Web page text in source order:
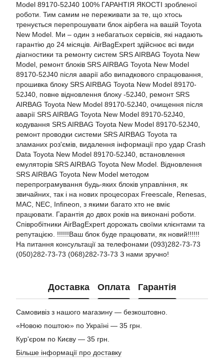
Model 89170-52J40 100% ГАРАНТІЯ ЯКОСТІ зробленої
роботи. Тим самим не переживати за те, що хтось
тренується перепрошувати блок аірбега на вашій Toyota
New Model. Ми – один з небагатьох сервісів, які надають
гарантію до 24 місяців. AirBagExpert здійснює всі види
діагностики та ремонту систем SRS AIRBAG Toyota New
Model, ремонт блоків SRS AIRBAG Toyota New Model
89170-52J40 після аварії або випадкового спрацювання,
прошивка блоку SRS AIRBAG Toyota New Model 89170-
52J40, повне відновлення блоку -52J40, ремонт SRS
AIRBAG Toyota New Model 89170-52J40, очищення після
аварії SRS AIRBAG Toyota New Model 89170-52J40,
кодування SRS AIRBAG Toyota New Model 89170-52J40,
ремонт проводки системи SRS AIRBAG Toyota та
зламаних роз'ємів, видалення інформації про удар Crash
Data Toyota New Model 89170-52J40, встановлення
емуляторів SRS AIRBAG Toyota New Model. Відновлення
SRS AIRBAG Toyota New Model методом
перепрограмування будь-яких блоків управління, як
звичайних, так і на нових процесорах Freescale, Renesas,
MAC, NEC, Infineon, з якими багато хто не вміє
працювати. Гарантія до двох років на виконані роботи.
Співробітники AirBagExpert дорожать своїми клієнтами та
репутацією. !!!!!!Ваш блок буде працювати, як новий!!!!!!
На питання консультації за телефонами (093)282-73-73
(050)282-73-73 (068)282-73-73 З нами зручно!
Доставка Оплата Гарантія
Самовивіз з нашого магазину — безкоштовно.
«Новою поштою» по Україні — 35 грн.
Кур'єром по Києву — 35 грн.
Більше інформації про доставку